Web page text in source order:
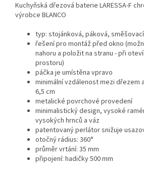
Kuchyňská dřezová baterie LARESSA-F
výrobce BLANCO
typ: stojánková, páková, směšovací
řešení pro montáž před okno
nahoru a položit na stranu - při
prostoru)
páčka je umístěna vpravo
minimální vzdálenost mezi dřezem
6,5 cm
metalické povrchové provedení
minimalistický design, vysoké
vysokých hrnců a váz
patentovaný perlátor snižuje
otočný rádius: 360°
průměr vrtání: 35 mm
připojení: hadičky 500 mm